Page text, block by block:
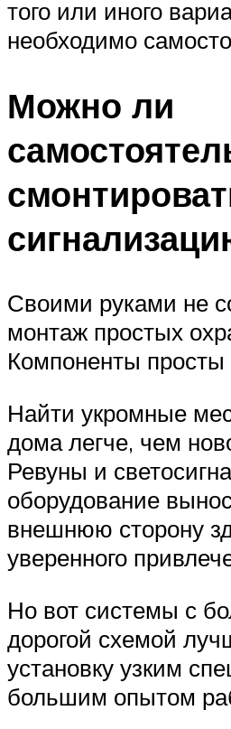
того или иного
необходимо
Можно ли
Своими руками не
монтаж простых
Компоненты
Найти укромные
дома легче, чем
Ревуны и
оборудование
внешнюю сторону
уверенного
Но вот системы с
дорогой схемой
установку узким
большим опытом